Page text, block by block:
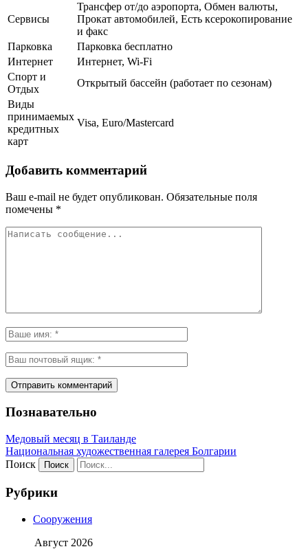
Сервисы
Трансфер от/до аэропорта, Обмен валюты,
Прокат автомобилей, Есть ксерокопирование
и факс
Парковка
Парковка бесплатно
Интернет
Интернет, Wi-Fi
Спорт и
Отдых
Открытый бассейн (работает по сезонам)
Виды
принимаемых
кредитных
карт
Visa, Euro/Mastercard
Добавить комментарий
Ваш e-mail не будет опубликован. Обязательные поля
помечены *
Познавательно
Медовый месяц в Таиланде
Национальная художественная галерея Болгарии
Поиск
Рубрики
Сооружения
Август 2026